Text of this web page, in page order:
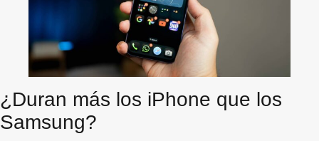
¿Duran más los iPhone que los
Samsung?